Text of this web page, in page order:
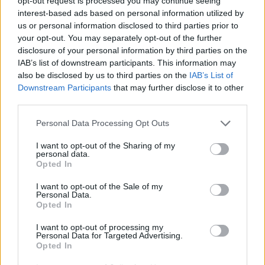
interest-based ads based on personal information utilized by
us or personal information disclosed to third parties prior to
your opt-out. You may separately opt-out of the further
disclosure of your personal information by third parties on the
IAB’s list of downstream participants. This information may
also be disclosed by us to third parties on the IAB’s List of
Downstream Participants that may further disclose it to other
Personal Data Processing Opt Outs
I want to opt-out of the Sharing of my
personal data.
Opted In
I want to opt-out of the Sale of my
Personal Data.
Opted In
I want to opt-out of processing my
Personal Data for Targeted Advertising.
Opted In
11.9.2015 | PRAHA ( Ekolist.cz
Diskuse: 8
Co myslíte, jaké zvíře nás už po
staletí provází a zásadně
ovlivňuje osud lidské civilizace?
Určitě vás napadne kůň,
dopravní prostředek a
prestižní záležitost do válek i do míru. Hovězí dobytek, který
poskytuje maso, mléko, kůži a především v dřívějších staletích
hojně využívanou tažnou sílu nebo rohovinu. Prasata, ovce, kozy,
myš? A přece tito drobní savci vstupovali a vstupují do dějin.
Jak probíhá pátrání po invazních rostlinách v praxi?
Nejprve je potřeba si říct, proč
je důležité se něčím takovým
druhy na daném území
nepůvodní. Byly do něj člověkem jak neúmyslně zavlečené, tak
záměrně dovezené a nejčastěji pěstované třeba jako rostliny